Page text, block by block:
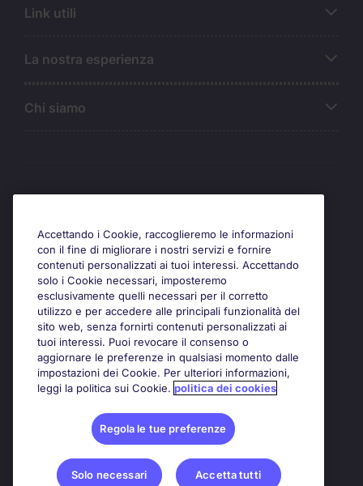
Link utili
La nostra esperienza
Chi siamo
Accettando i Cookie, raccoglieremo le informazioni
con il fine di migliorare i nostri servizi e fornire
contenuti personalizzati ai tuoi interessi. Accettando
solo i Cookie necessari, imposteremo
esclusivamente quelli necessari per il corretto
utilizzo e per accedere alle principali funzionalità del
sito web, senza fornirti contenuti personalizzati ai
tuoi interessi. Puoi revocare il consenso o
aggiornare le preferenze in qualsiasi momento dalle
impostazioni dei Cookie. Per ulteriori informazioni,
leggi la politica sui Cookie. politica dei cookies
Regola le tue preferenze
Solo necessari Accetta tutti